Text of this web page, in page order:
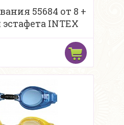
55684 от 8 +
INTEX